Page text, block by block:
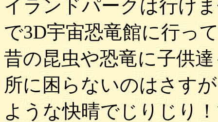
イランドパークは行け
で3D宇宙恐竜館に行っ
昔の昆虫や恐竜に子供
所に困らないのはさす
ような快晴でじりじり